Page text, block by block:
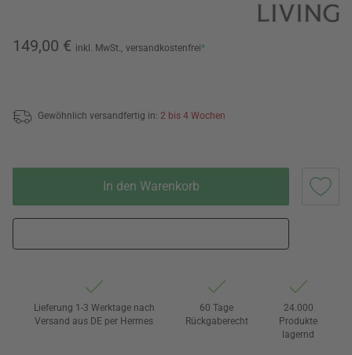
149,00 € inkl. MwSt., versandkostenfrei*
Gewöhnlich versandfertig in: 2 bis 4 Wochen
In den Warenkorb
Lieferung 1-3 Werktage nach
Versand aus DE per Hermes
60 Tage
Rückgaberecht
24.000
Produkte
lagernd